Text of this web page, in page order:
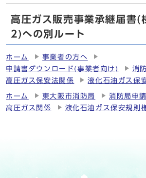
高圧ガス販売事業承継届書(
2)への別ルート
ホーム
事業者の方へ
申請書ダウンロード(事業者向け)
消
高圧ガス保安法関係
液化石油ガス保
ホーム 東大阪市消防局
消防局申
高圧ガス関係
液化石油ガス保安規則